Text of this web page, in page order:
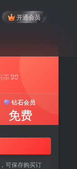
开通会员
币99
钻石会员
免费
可保存购买订